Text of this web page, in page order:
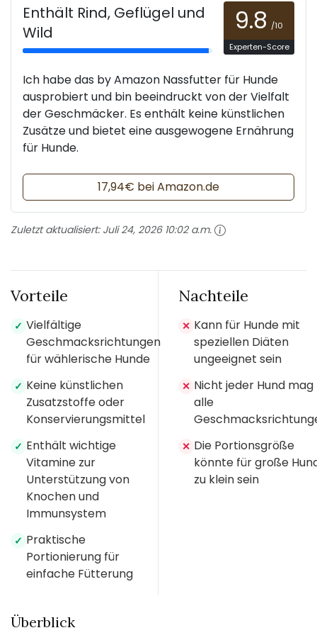
Enthält Rind, Geflügel und
Wild
9.8 /10
Experten-Score
Ich habe das by Amazon Nassfutter für Hunde
ausprobiert und bin beeindruckt von der Vielfalt
der Geschmäcker. Es enthält keine künstlichen
Zusätze und bietet eine ausgewogene Ernährung
für Hunde.
17,94€ bei Amazon.de
Zuletzt aktualisiert: Juli 24, 2026 10:02 a.m.
Vorteile
✓ Vielfältige
Geschmacksrichtungen
für wählerische Hunde
✓ Keine künstlichen
Zusatzstoffe oder
Konservierungsmittel
✓ Enthält wichtige
Vitamine zur
Unterstützung von
Knochen und
Immunsystem
✓ Praktische
Portionierung für
einfache Fütterung
Nachteile
✕ Kann für Hunde mit
speziellen Diäten
ungeeignet sein
✕ Nicht jeder Hund mag
alle
✕ Die Portionsgröße
könnte für große
zu klein sein
Überblick